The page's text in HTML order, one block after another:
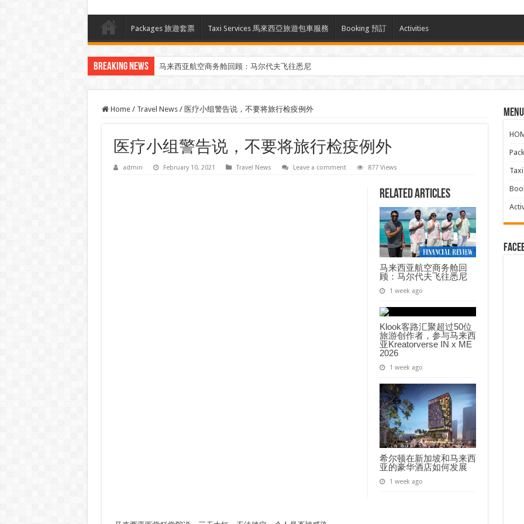
Packages 旅遊套票 Taxi Services 馬來西亞旅遊包車服務 Booking 預訂 Activities
Breaking News 马来西亚航空商务舱回顾：马尔代夫飞往悉尼
Home / Travel News / 医疗小组警告说，不要将旅行检疫例外
医疗小组警告说，不要将旅行检疫例外
admin February 10, 2021 Travel News Leave a comment 877 Views
Related Articles
马来西亚航空商务舱回
顾：马尔代夫飞往悉尼
1 week ago
Klook客路汇聚超过50位
旅游创作者，参与马来西
亚Kreatorverse IN x ME
2026
1 week ago
希尔顿在新加坡和马来西
亚的豪华酒店如何发展
1 week ago
Menu